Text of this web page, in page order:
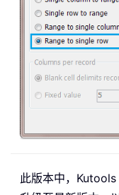
此版本中，